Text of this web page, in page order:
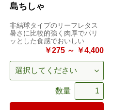
島ちしゃ
非結球タイプのリーフレタス
暑さに比較的強く肉厚でパリ
ッとした食感でおいしい
￥275 ～ ￥4,400
数量